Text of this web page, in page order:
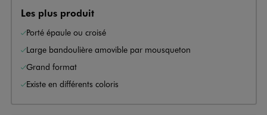
Les plus produit
Porté épaule ou croisé
Large bandoulière amovible par mousqueton
Grand format
Existe en différents coloris